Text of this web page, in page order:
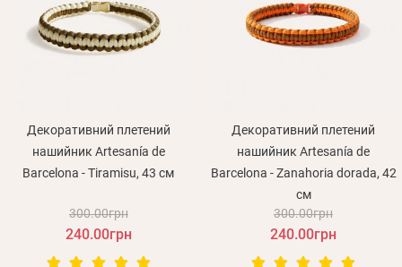
Декоративний плетений
нашийник Artesanía de
Barcelona - Tiramisu, 43 см
300.00грн
240.00грн
Декоративний плетений
нашийник Artesanía de
Barcelona - Zanahoria dorada, 42
см
300.00грн
240.00грн